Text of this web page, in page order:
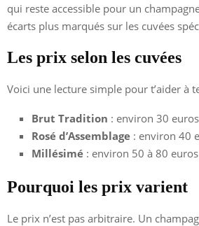
qui reste accessible pour un
écarts plus marqués sur les cuvées
Les prix selon les cuvées
Voici une lecture simple pour t’aider à
Brut Tradition : environ 30
Rosé d’Assemblage : environ 40
Millésimé : environ 50 à 80 euros
Pourquoi les prix varient
Le prix n’est pas arbitraire. Un